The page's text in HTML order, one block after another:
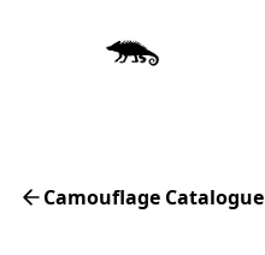
Camouflage Catalogue